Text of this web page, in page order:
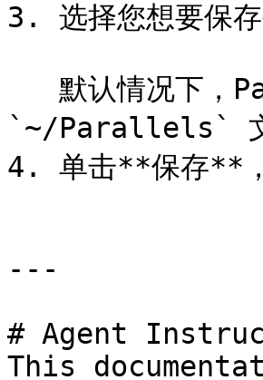
3. 选择您想要保
`~/Parallels` 文
4. 单击**保存**，
---
# Agent
This